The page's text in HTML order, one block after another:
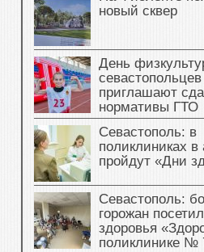
новый сквер
День
севастопольцев
приглашают
нормативы ГТО
Севастополь: в
поликлиниках в
пройдут «Дни
Севастополь:
горожан
здоровья
поликлинике №